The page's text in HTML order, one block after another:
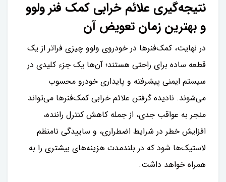
نتیجه‌گیری علائم خرابی کمک فنر ولوو
و بهترین زمان تعویض آن
در نهایت، کمک‌فنرها در خودروی ولوو چیزی فراتر از یک
قطعه ساده برای راحتی هستند؛ آن‌ها یک جزء کلیدی در
سیستم ایمنی پیشرفته و پایداری خودرو محسوب
می‌شوند. نادیده گرفتن علائم خرابی کمک‌فنرها می‌تواند
منجر به عواقب جدی، از جمله کاهش کنترل راننده،
افزایش خطر در شرایط اضطراری، و ساییدگی نامنظم
لاستیک‌ها شود که در بلندمدت هزینه‌های بیشتری را به
همراه خواهد داشت.